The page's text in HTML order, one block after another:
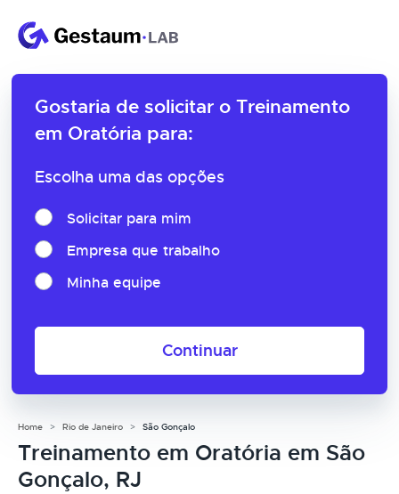
Gostaria de solicitar o Treinamento
em Oratória para:
Escolha uma das opções
Solicitar para mim
Empresa que trabalho
Minha equipe
Continuar
Home Rio de Janeiro São Gonçalo
Treinamento em Oratória em São
Gonçalo, RJ